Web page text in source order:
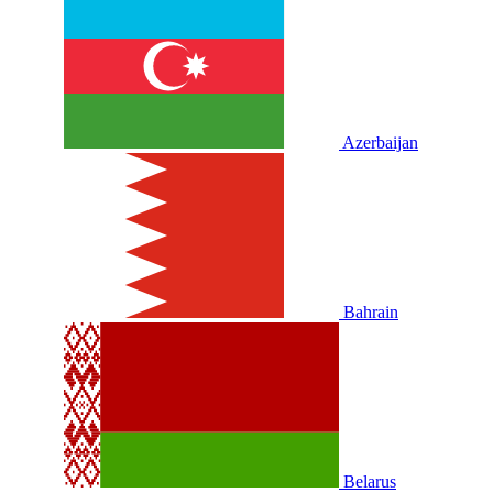
Azerbaijan
Bahrain
Belarus